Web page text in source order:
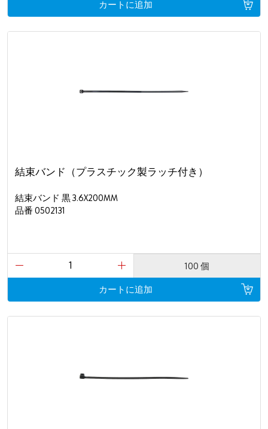
カートに追加
結束バンド（プラスチック製ラッチ付き）
結束バンド 黒 3.6X200MM
品番 0502131
100 個
カートに追加